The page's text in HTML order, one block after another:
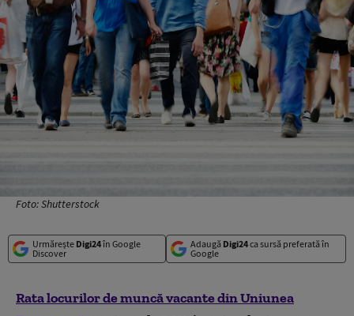
Foto: Shutterstock
Urmărește Digi24în Google
Discover
Adaugă Digi24ca sursă preferată în
Google
Rata locurilor de muncă vacante din Uniunea